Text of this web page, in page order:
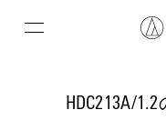
HDC213A/